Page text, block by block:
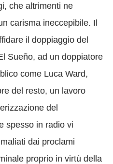
che altrimenti ne
carisma ineccepibile. Il
il doppiaggio del
Sueño, ad un doppiatore
come Luca Ward,
del resto, un lavoro
del
spesso in radio vi
dai proclami
proprio in virtù della